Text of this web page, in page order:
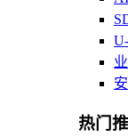
热门